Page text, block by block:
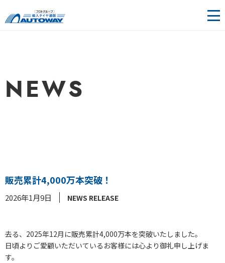
ホイー
ル通販 |
ートウ
ェイ）
NEWS
販売累計4,000万本突破！
2026年1月9日 NEWS RELEASE
去る、2025年12月に販売累計4,000万本を突破いたしました。
日頃よりご愛顧いただいているお客様には心より御礼申し上げま
す。